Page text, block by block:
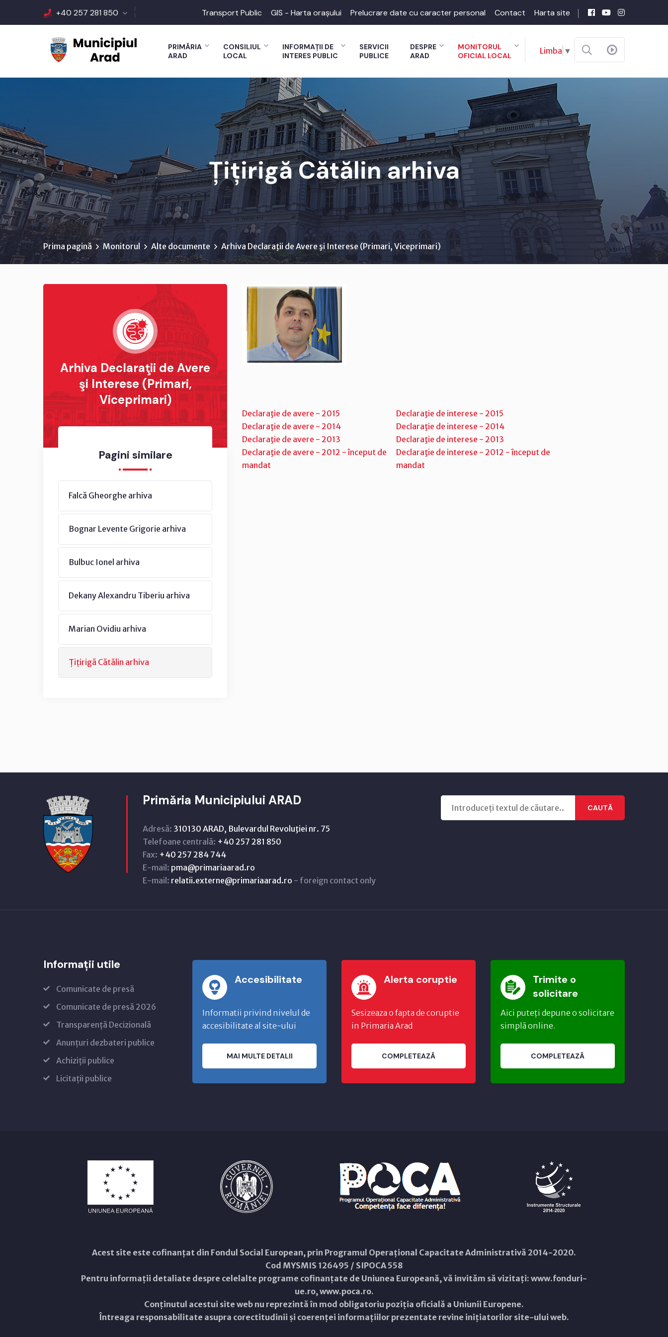
+40 257 281 850 Transport Public GIS - Harta orașului Prelucrare date cu caracter personal Contact Harta site
PRIMĂRIA
ARAD
CONSILIUL
LOCAL
INFORMAȚII DE
INTERES PUBLIC
SERVICII
PUBLICE
DESPRE
ARAD
MONITORUL
OFICIAL LOCAL
Limba ▼
Țițirigă Cătălin arhiva
Prima pagină Monitorul Alte documente Arhiva Declaraţii de Avere şi Interese (Primari, Viceprimari)
Arhiva Declaraţii de Avere
şi Interese (Primari,
Viceprimari)
Pagini similare
Falcă Gheorghe arhiva
Bognar Levente Grigorie arhiva
Bulbuc Ionel arhiva
Dekany Alexandru Tiberiu arhiva
Marian Ovidiu arhiva
Țițirigă Cătălin arhiva
Declaraţie de avere - 2015
Declaraţie de avere - 2014
Declaraţie de avere - 2013
Declaraţie de avere - 2012 - început de
mandat
Declaraţie de interese - 2015
Declaraţie de interese - 2014
Declaraţie de interese - 2013
Declaraţie de interese - 2012 - început de
mandat
Primăria Municipiului ARAD
Adresă: 310130 ARAD, Bulevardul Revoluţiei nr. 75
Telefoane centrală: +40 257 281 850
Fax: +40 257 284 744
E-mail: pma@primariaarad.ro
E-mail: relatii.externe@primariaarad.ro - foreign contact only
CAUTĂ
Informații utile
Comunicate de presă
Comunicate de presă 2026
Transparență Decizională
Anunțuri dezbateri publice
Achiziții publice
Licitații publice
Accesibilitate
Informatii privind nivelul de
accesibilitate al site-ului
MAI MULTE DETALII
Alerta coruptie
Sesizeaza o fapta de coruptie
in Primaria Arad
COMPLETEAZĂ
Trimite o
solicitare
Aici puteți depune o solicitare
simplă online.
COMPLETEAZĂ
Acest site este cofinanțat din Fondul Social European, prin Programul Operațional Capacitate Administrativă 2014-2020.
Cod MYSMIS 126495 / SIPOCA 558
Pentru informații detaliate despre celelalte programe cofinanțate de Uniunea Europeană, vă invităm să vizitați: www.fonduri-
ue.ro,www.poca.ro.
Conținutul acestui site web nu reprezintă în mod obligatoriu poziția oficială a Uniunii Europene.
Întreaga responsabilitate asupra corectitudinii și coerenței informațiilor prezentate revine inițiatorilor site-ului web.